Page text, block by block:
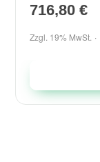
716,80€
Zzgl. 19% MwSt.